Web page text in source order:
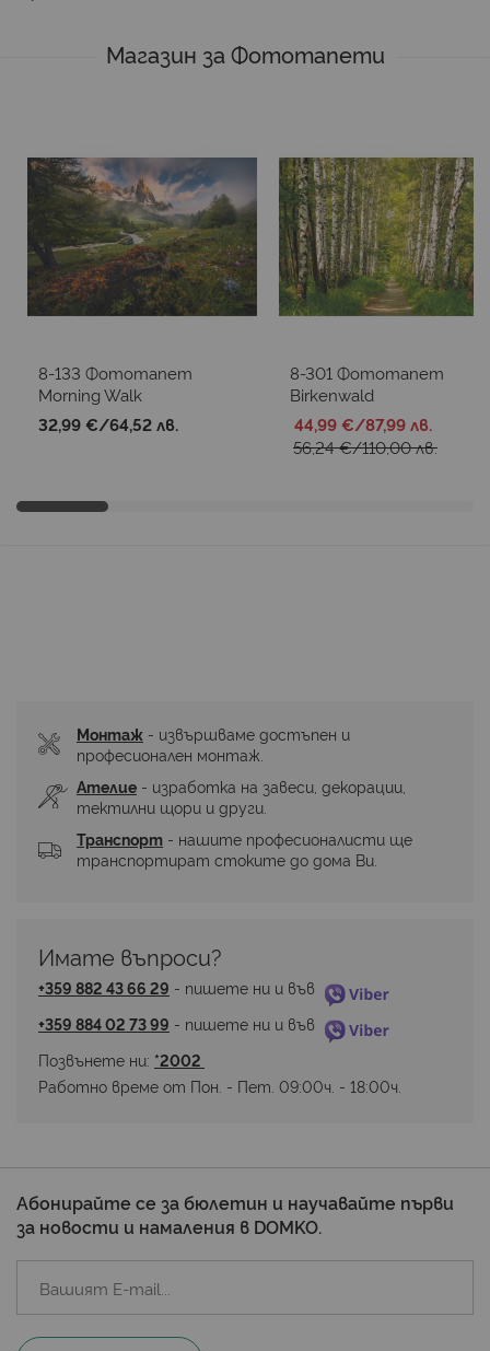
Магазин за Фототапети
8-133 Фототапет
Morning Walk
32,99 €/64,52 лв.
8-301 Фототапет
Birkenwald
44,99 €/87,99 лв.
56,24 €/110,00 лв.
Монтаж - извършваме достъпен и
професионален монтаж.
Ателие - изработка на завеси, декорации,
тектилни щори и други.
Транспорт - нашите професионалисти ще
транспортират стоките до дома Ви.
Имате въпроси?
+359 882 43 66 29 - пишете ни и във
+359 884 02 73 99 - пишете ни и във
Позвънете ни: *2002
Работно време от Пон. - Пет. 09:00ч. - 18:00ч.
Абонирайте се за бюлетин и научавайте първи
за новости и намаления в DOMKO.